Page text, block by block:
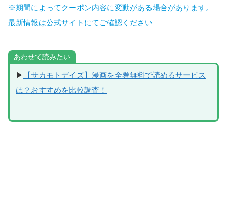
※期間によってクーポン内容に変動がある場合があります。
最新情報は公式サイトにてご確認ください
あわせて読みたい
▶
【サカモトデイズ】漫画を全巻無料で読めるサービス
は？おすすめを比較調査！